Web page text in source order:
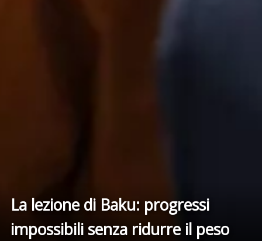
La lezione di Baku: progressi
impossibili senza ridurre il peso